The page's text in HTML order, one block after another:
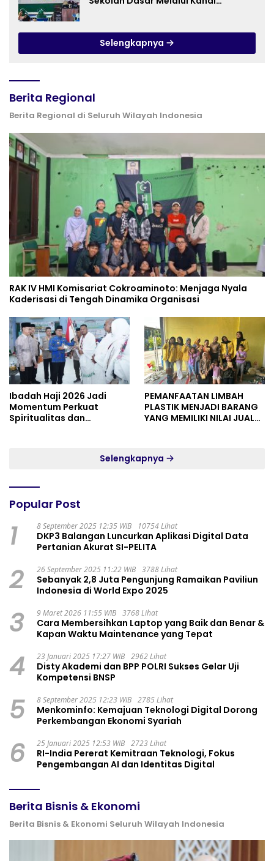
Selengkapnya
Berita Regional
Berita Regional di Seluruh Wilayah Indonesia
RAK IV HMI Komisariat Cokroaminoto: Menjaga Nyala
Kaderisasi di Tengah Dinamika Organisasi
Ibadah Haji 2026 Jadi
Momentum Perkuat
Spiritualitas dan
PEMANFAATAN LIMBAH
PLASTIK MENJADI BARANG
YANG MEMILIKI NILAI JUAL
Selengkapnya
Popular Post
1 8 September 2025 12:35 WIB 10754 Lihat
DKP3 Balangan Luncurkan Aplikasi Digital Data
Pertanian Akurat SI-PELITA
2 26 September 2025 11:22 WIB 3788 Lihat
Sebanyak 2,8 Juta Pengunjung Ramaikan Paviliun
Indonesia di World Expo 2025
3 9 Maret 2026 11:55 WIB 3768 Lihat
Cara Membersihkan Laptop yang Baik dan Benar &
Kapan Waktu Maintenance yang Tepat
4 23 Januari 2025 17:27 WIB 2962 Lihat
Disty Akademi dan BPP POLRI Sukses Gelar Uji
Kompetensi BNSP
5 8 September 2025 12:23 WIB 2785 Lihat
Menkominfo: Kemajuan Teknologi Digital Dorong
Perkembangan Ekonomi Syariah
6 25 Januari 2025 12:53 WIB 2723 Lihat
RI-India Pererat Kemitraan Teknologi, Fokus
Pengembangan AI dan Identitas Digital
Berita Bisnis & Ekonomi
Berita Bisnis & Ekonomi Seluruh Wilayah Indonesia